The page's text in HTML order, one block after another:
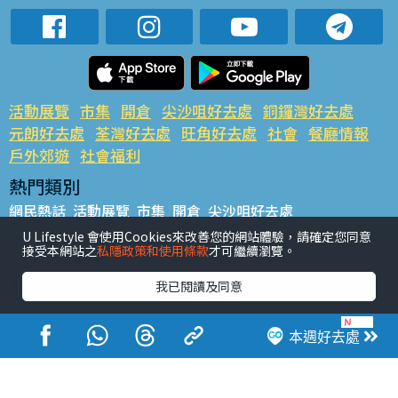
本週好去處
活動展覽 市集 開倉 尖沙咀好去處 銅鑼灣好去處
元朗好去處 荃灣好去處 旺角好去處 社會 餐廳情報
戶外郊遊 社會福利
熱門類別
網民熱話 活動展覽 市集 開倉 尖沙咀好去處
銅鑼灣好去處 元朗好去處 荃灣好去處 旺角好去處 社會
餐廳情報 戶外郊遊
熱門標籤
#UGO搵好去處 #人氣活動推介 #美食社群熱話
#親子玩樂好去處
#ULifestyle應用程式
#限時搶
#UJetso禮物放送
#ULifestyle商戶中心 #著數 #網絡熱話
U Lifestyle 會使用Cookies來改善您的網站體驗，請確定您同意
接受本網站之私隱政策和使用條款才可繼續瀏覽。
我已閱讀及同意